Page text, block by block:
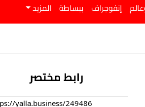
إنفوجراف ببساطة المزيد
رابط مختصر